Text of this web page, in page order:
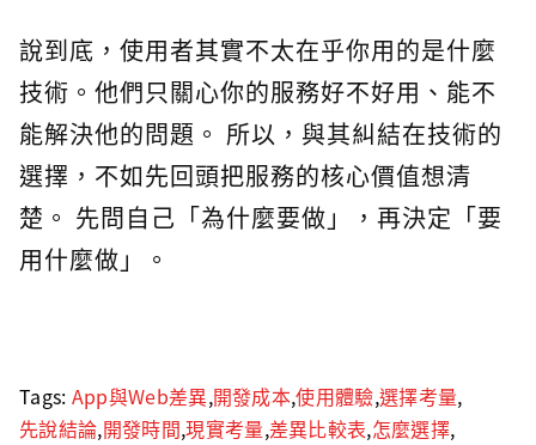
說到底，使用者其實不太在乎你用的是什麼
技術。他們只關心你的服務好不好用、能不
能解決他的問題。 所以，與其糾結在技術的
選擇，不如先回頭把服務的核心價值想清
楚。 先問自己「為什麼要做」，再決定「要
用什麼做」。
Tags: App與Web差異,開發成本,使用體驗,選擇考量,
先說結論,開發時間,現實考量,差異比較表,怎麼選擇,